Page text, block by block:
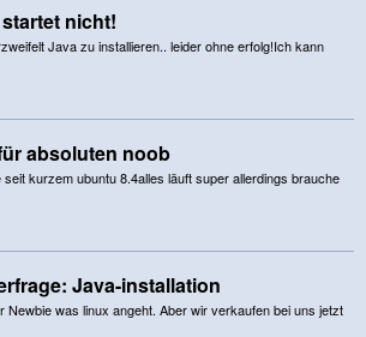
nicht!
Java zu installieren.. leider ohne erfolg!Ich kann
absoluten noob
kurzem ubuntu 8.4alles läuft super allerdings brauche
Java-installation
Newbie was linux angeht. Aber wir verkaufen bei uns jetzt